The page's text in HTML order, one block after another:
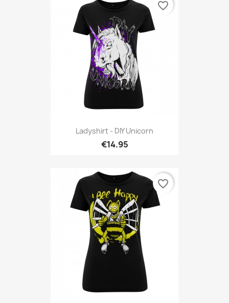
Ladyshirt - DIY Unicorn
€14.95
favorite_border
favorite_border